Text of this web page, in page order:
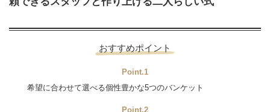
おすすめポイント
Point.1
希望に合わせて選べる個性豊かな5つのバンケット
Point.2